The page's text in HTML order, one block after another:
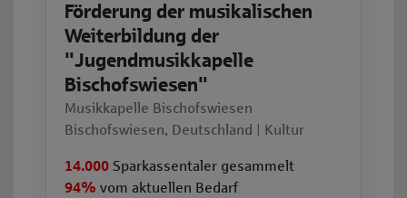
Förderung der musikalischen
Weiterbildung der
"Jugendmusikkapelle
Bischofswiesen"
Musikkapelle Bischofswiesen
Bischofswiesen, Deutschland | Kultur
14.000 Sparkassentaler gesammelt
94% vom aktuellen Bedarf